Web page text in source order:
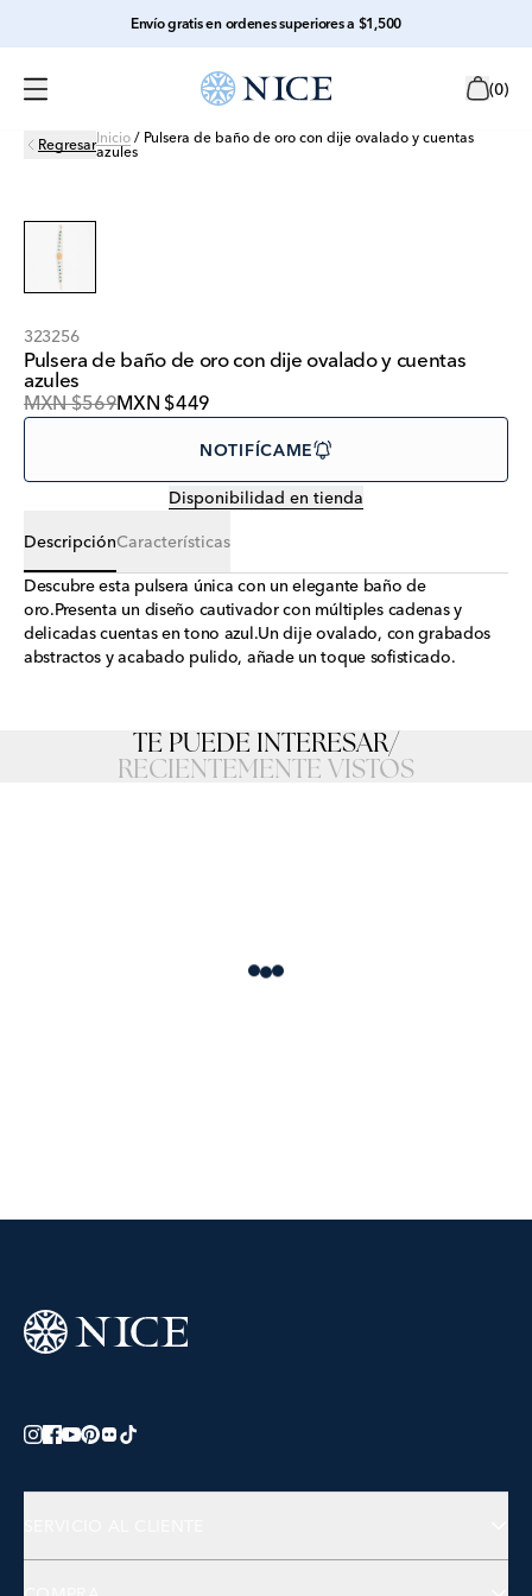
Envío gratis en ordenes superiores a $1,500
(0)
RegresarInicio / Pulsera de baño de oro con dije ovalado y cuentas
azules
323256
Pulsera de baño de oro con dije ovalado y cuentas
azules
MXN $569MXN $449
NOTIFÍCAME
Disponibilidad en tienda
DescripciónCaracterísticas
Descubre esta pulsera única con un elegante baño de
oro.Presenta un diseño cautivador con múltiples cadenas y
delicadas cuentas en tono azul.Un dije ovalado, con grabados
abstractos y acabado pulido, añade un toque sofisticado.
TE PUEDE INTERESAR/
RECIENTEMENTE VISTOS
Loading